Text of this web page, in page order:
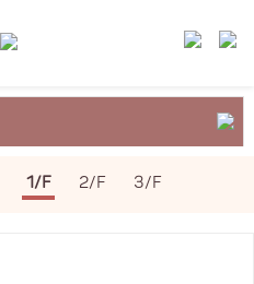
1/F 2/F 3/F